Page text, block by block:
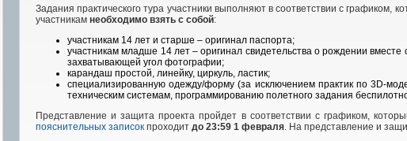
Задания практического тура участники выполняют в соответствии с
участникам необходимо взять с собой:
участникам 14 лет и старше – оригинал паспорта;
участникам младше 14 лет – оригинал свидетельства о рождении
захватывающей угол фотографии;
карандаш простой, линейку, циркуль, ластик;
специализированную одежду/форму (за исключением практик по 3D-
техническим системам, программированию полетного задания
Представление и защита проекта пройдет в соответствии с графиком,
пояснительных записок проходит до 23:59 1 февраля. На представление и